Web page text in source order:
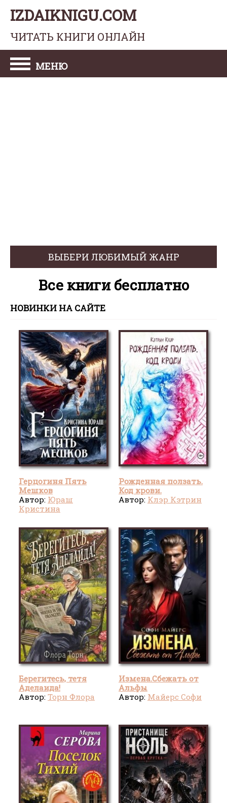
IZDAIKNIGU.COM
ЧИТАТЬ КНИГИ ОНЛАЙН
МЕНЮ
ВЫБЕРИ ЛЮБИМЫЙ ЖАНР
Все книги бесплатно
НОВИНКИ НА САЙТЕ
Герцогиня Пять
Мешков
Автор: Юраш
Кристина
Рожденная ползать.
Код крови.
Автор: Клэр Кэтрин
Берегитесь, тетя
Аделаида!
Автор: Торн Флора
Измена.Сбежать от
Альфы
Автор: Майерс Софи